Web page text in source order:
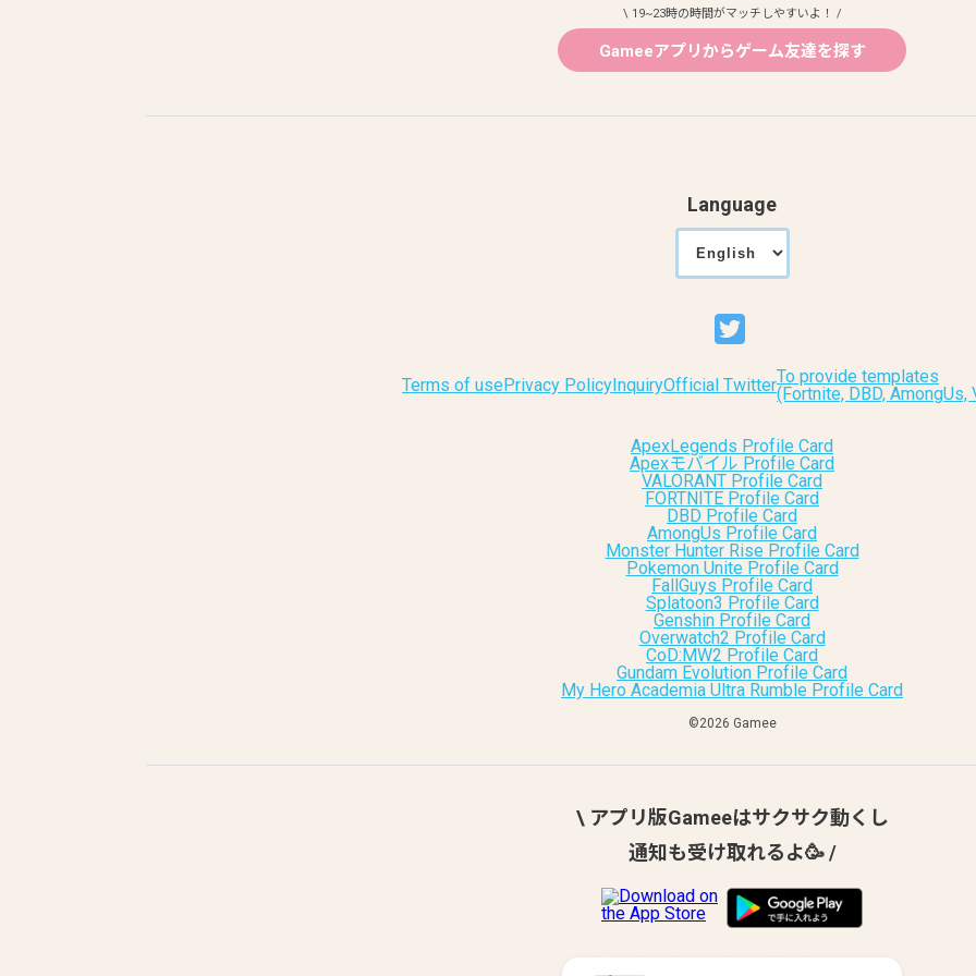
\ 19~23時の時間がマッチしやすいよ！ /
Gameeアプリからゲーム友達を探す
Language
Terms of usePrivacy Policy InquiryOfficial TwitterTo provide templates
(Fortnite, DBD, AmongUs,
ApexLegends Profile Card
Apexモバイル Profile Card
VALORANT Profile Card
FORTNITE Profile Card
DBD Profile Card
AmongUs Profile Card
Monster Hunter Rise Profile Card
Pokemon Unite Profile Card
FallGuys Profile Card
Splatoon3 Profile Card
Genshin Profile Card
Overwatch2 Profile Card
CoD:MW2 Profile Card
Gundam Evolution Profile Card
My Hero Academia Ultra Rumble Profile Card
©︎2026 Gamee
\ アプリ版Gameeはサクサク動くし
通知も受け取れるよ🥳 /